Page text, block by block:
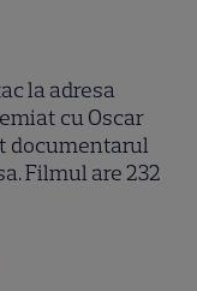
la adresa
cu Oscar
documentarul
Filmul are 232